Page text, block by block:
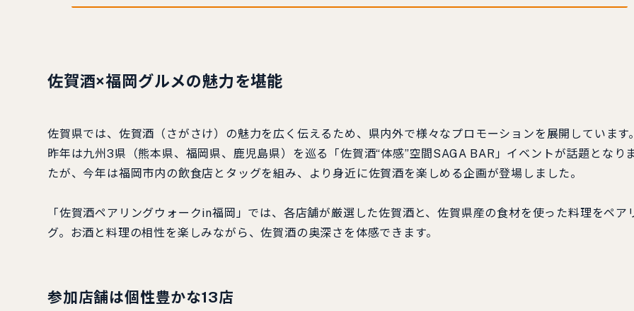
佐賀酒×福岡グルメの魅力を堪能
佐賀県では、佐賀酒（さが​さけ​）の魅力を広く伝えるため、県内外で様々なプロモーションを展開しています。
昨年は九州3県（熊本県、福岡県、鹿児島県）を巡る「佐賀酒“体感”空間SAGA BAR」イベントが話題となり
たが、今年は福岡市内の飲食店とタッグを組み、より身近に佐賀酒を楽しめる企画が登場しました。
「佐賀酒ペアリングウォークin福岡」では、各店舗が厳選した佐賀酒と、佐賀県産の食材を使った料理をペア
グ。お酒と料理の相性を楽しみながら、佐賀酒の奥深さを体感できます。
参加店舗は個性豊かな13店